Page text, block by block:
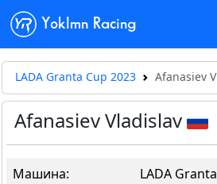
Yoklmn Racing
LADA Granta Cup 2023 Afanasiev
Afanasiev Vladislav
Машина: LADA